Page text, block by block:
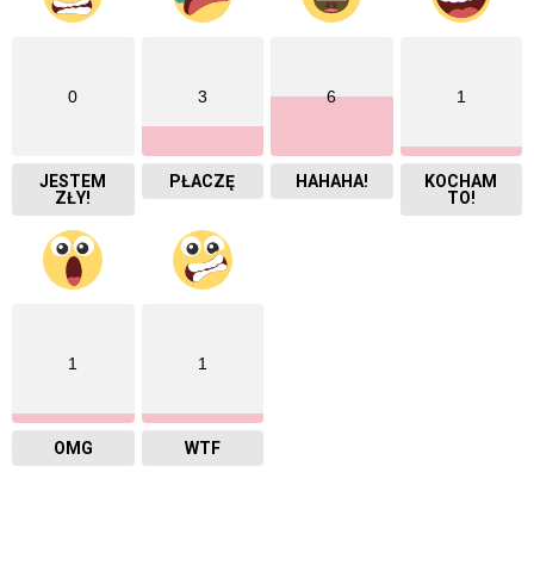
0
JESTEM
ZŁY!
3
PŁACZĘ
6
HAHAHA!
1
KOCHAM
TO!
1
OMG
1
WTF